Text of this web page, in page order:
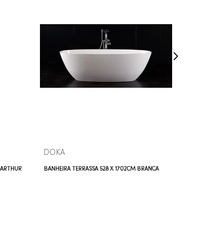
VEJA MAIS
DOKA
BANHEIRA TERRASSA 528 X 1702CM BRANCA